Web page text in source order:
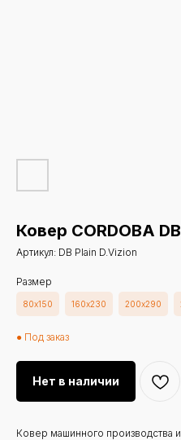
Ковер CORDOBA
Артикул: DB Plain D.Vizion
Размер
80х150 160х230 200х290
● Под заказ
Нет в наличии
Ковер машинного производства